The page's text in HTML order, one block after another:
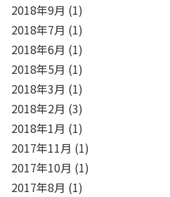
2018年9月 (1)
2018年7月 (1)
2018年6月 (1)
2018年5月 (1)
2018年3月 (1)
2018年2月 (3)
2018年1月 (1)
2017年11月 (1)
2017年10月 (1)
2017年8月 (1)